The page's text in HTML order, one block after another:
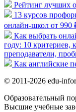
Рейтинг лучших
13 курсов
онлайн-школ от 990
Как выбрать
году: 10 критериев,
преподаватели,
Как английские
© 2011-2026 edu-
Образовательный
Высшие учебные